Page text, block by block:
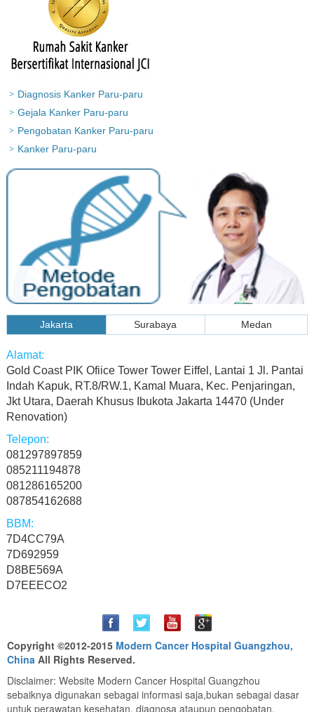
Diagnosis Kanker Paru-paru
Gejala Kanker Paru-paru
Pengobatan Kanker Paru-paru
Kanker Paru-paru
Jakarta Surabaya Medan
Gold Coast PIK Ofiice Tower Tower Eiffel, Lantai 1 Jl. Pantai
Indah Kapuk, RT.8/RW.1, Kamal Muara, Kec. Penjaringan,
Jkt Utara, Daerah Khusus Ibukota Jakarta 14470 (Under
Renovation)
081297897859
085211194878
081286165200
087854162688
7D4CC79A
7D692959
D8BE569A
D7EEECO2
Copyright ©2012-2015 Modern Cancer Hospital Guangzhou,
China All Rights Reserved.
Disclaimer: Website Modern Cancer Hospital Guangzhou
sebaiknya digunakan sebagai informasi saja,bukan sebagai dasar
untuk perawatan kesehatan, diagnosa ataupun pengobatan.